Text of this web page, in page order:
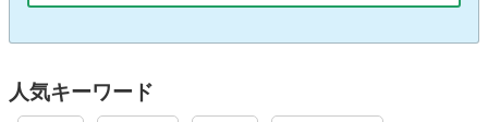
人気キーワード